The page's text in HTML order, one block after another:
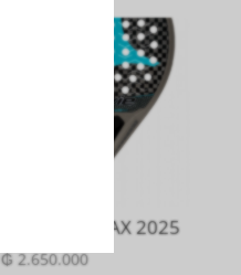
PALETA DRAX 2025
₲2.650.000